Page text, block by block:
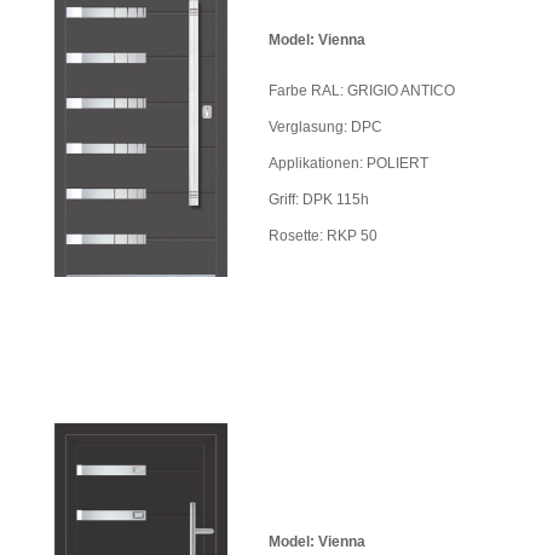
Model: Vienna
Farbe RAL: GRIGIO ANTICO
Verglasung: DPC
Applikationen: POLIERT
Griff: DPK 115h
Rosette: RKP 50
Model: Vienna